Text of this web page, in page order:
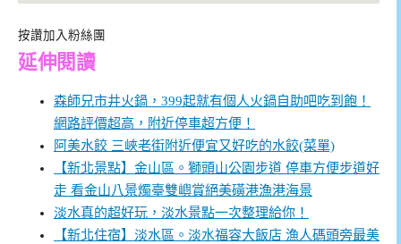
按讚加入粉絲團
延伸閱讀
森師兄市井火鍋，399起就有個人火鍋自助吧吃到飽！
網路評價超高，附近停車超方便！
阿美水餃 三峽老街附近便宜又好吃的水餃(菜單)
【新北景點】金山區。獅頭山公園步道 停車方便步道好
走 看金山八景燭臺雙嶼賞絕美磺港漁港海景
淡水真的超好玩，淡水景點一次整理給你！
【新北住宿】淡水區。淡水福容大飯店 漁人碼頭旁最美